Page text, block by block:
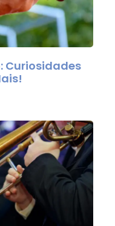
Curiosidades